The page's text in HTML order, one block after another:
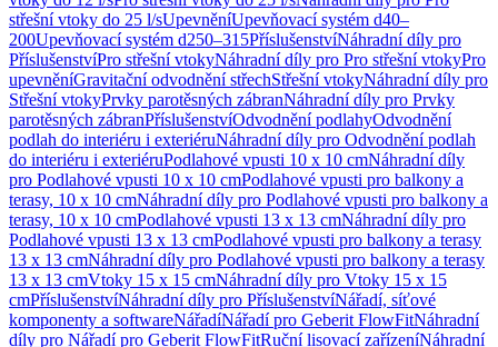
střešní vtoky do 25 l/sUpevněníUpevňovací systém d40–
200Upevňovací systém d250–315PříslušenstvíNáhradní díly pro
PříslušenstvíPro střešní vtokyNáhradní díly pro Pro střešní vtokyPro
upevněníGravitační odvodnění střechStřešní vtokyNáhradní díly pro
Střešní vtokyPrvky parotěsných zábranNáhradní díly pro Prvky
parotěsných zábranPříslušenstvíOdvodnění podlahyOdvodnění
podlah do interiéru i exteriéruNáhradní díly pro Odvodnění podlah
do interiéru i exteriéruPodlahové vpusti 10 x 10 cmNáhradní díly
pro Podlahové vpusti 10 x 10 cmPodlahové vpusti pro balkony a
terasy, 10 x 10 cmNáhradní díly pro Podlahové vpusti pro balkony a
terasy, 10 x 10 cmPodlahové vpusti 13 x 13 cmNáhradní díly pro
Podlahové vpusti 13 x 13 cmPodlahové vpusti pro balkony a terasy
13 x 13 cmNáhradní díly pro Podlahové vpusti pro balkony a terasy
13 x 13 cmVtoky 15 x 15 cmNáhradní díly pro Vtoky 15 x 15
cmPříslušenstvíNáhradní díly pro PříslušenstvíNářadí, síťové
komponenty a softwareNářadíNářadí pro Geberit FlowFitNáhradní
díly pro Nářadí pro Geberit FlowFitRuční lisovací zařízeníNáhradní